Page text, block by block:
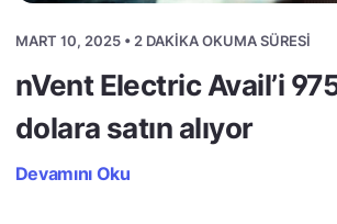
MART 10, 2025 • 2 DAKIKA OKUMA SÜRESI
nVent Electric Avail’i
dolara satın alıyor
Devamını Oku